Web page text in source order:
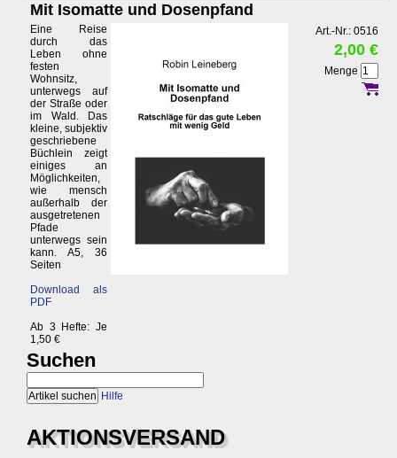
Mit Isomatte und Dosenpfand
Eine Reise
durch das
Leben ohne
festen
Wohnsitz,
unterwegs auf
der Straße oder
im Wald. Das
kleine, subjektiv
geschriebene
Büchlein zeigt
einiges an
Möglichkeiten,
wie mensch
außerhalb der
ausgetretenen
Pfade
unterwegs sein
kann. A5, 36
Seiten
Download als
PDF
Ab 3 Hefte: Je
1,50 €
Art.-Nr.: 0516
2,00 €
Menge
Suchen
Hilfe
AKTIONSVERSAND